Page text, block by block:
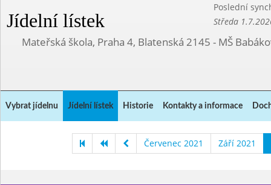
Jídelní lístek
Poslední
Středa
Mateřská škola, Praha 4, Blatenská 2145 - MŠ
Vybrat jídelnu Jídelní lístek Historie Kontakty a informace
Červenec 2021 Září 2021